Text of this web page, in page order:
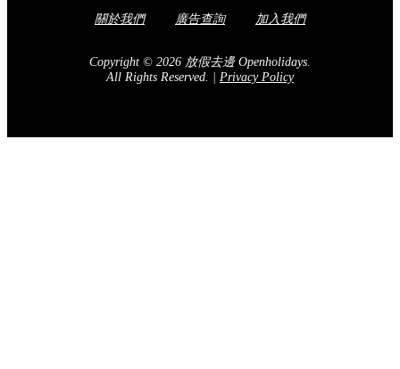
關於我們 廣告查詢 加入我們
Copyright © 2026 放假去邊 Openholidays.
All Rights Reserved. | Privacy Policy